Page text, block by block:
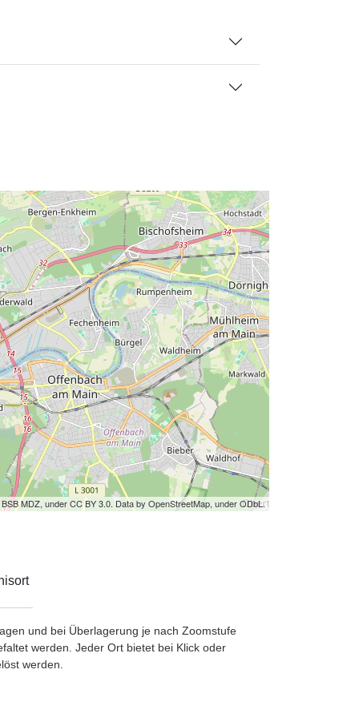
MDZ, under CC BY 3.0. Data by OpenStreetMap, under ODbL.
und bei Überlagerung je nach Zoomstufe
werden. Jeder Ort bietet bei Klick oder
werden.